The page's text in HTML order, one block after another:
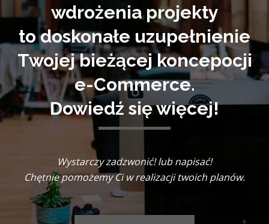
wdrożenia projekty
to doskonałe uzupełnienie
Twojej bieżącej koncepocji
e-Commerce.
Dowiedź się więcej!
Wystarczy zadzwonić! lub napisać!
Chętnie pomożemy Ci w realizacji twoich planów.